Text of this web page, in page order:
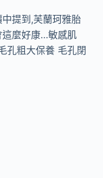
提到,芙蘭珂雅胎
麼好康…敏感肌
孔粗大保養 毛孔閉